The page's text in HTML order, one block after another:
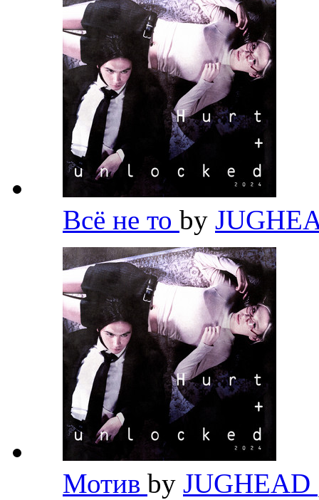
Всё не то by
Мотив by JUGHEAD